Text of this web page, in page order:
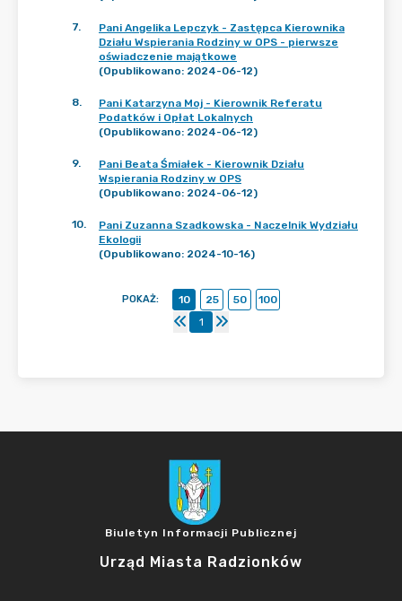
7.
Pani Angelika Lepczyk - Zastępca Kierownika
Działu Wspierania Rodziny w OPS - pierwsze
oświadczenie majątkowe
(Opublikowano: 2024-06-12)
8.
Pani Katarzyna Moj - Kierownik Referatu
Podatków i Opłat Lokalnych
(Opublikowano: 2024-06-12)
9.
Pani Beata Śmiałek - Kierownik Działu
Wspierania Rodziny w OPS
(Opublikowano: 2024-06-12)
10.
Pani Zuzanna Szadkowska - Naczelnik Wydziału
Ekologii
(Opublikowano: 2024-10-16)
POKAŻ: 10 25 50
100
1
Biuletyn Informacji Publicznej
Urząd Miasta Radzionków